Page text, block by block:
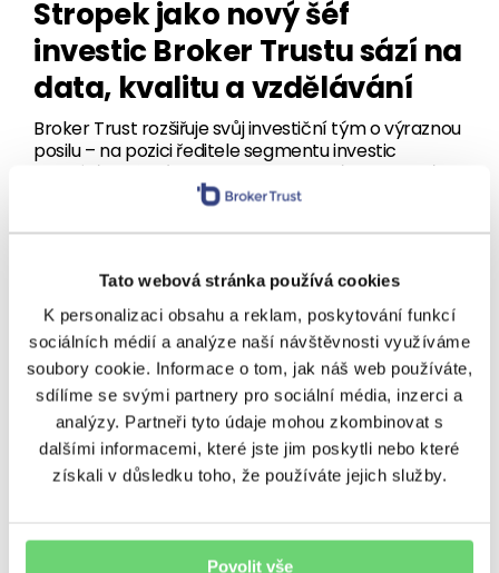
Tato webová stránka používá cookies
K personalizaci obsahu a reklam, poskytování funkcí
sociálních médií a analýze naší návštěvnosti využíváme
soubory cookie. Informace o tom, jak náš web používáte,
sdílíme se svými partnery pro sociální média, inzerci a
analýzy. Partneři tyto údaje mohou zkombinovat s
dalšími informacemi, které jste jim poskytli nebo které
získali v důsledku toho, že používáte jejich služby.
Povolit vše
Stropek jako nový šéf
investic Broker Trustu sází na
data, kvalitu a vzdělávání
Broker Trust rozšiřuje svůj investiční tým o výraznou
posilu – na pozici ředitele segmentu investic
přichází zkušený Filip Stropek. Zaměří se na další
rozvoj oblastí, které partnerům BT i jejich…
29. 3. 2026•3 minuty čtení
PORADENSTVÍ
Nový standard: Poradce jako
Broker Trust propojuje